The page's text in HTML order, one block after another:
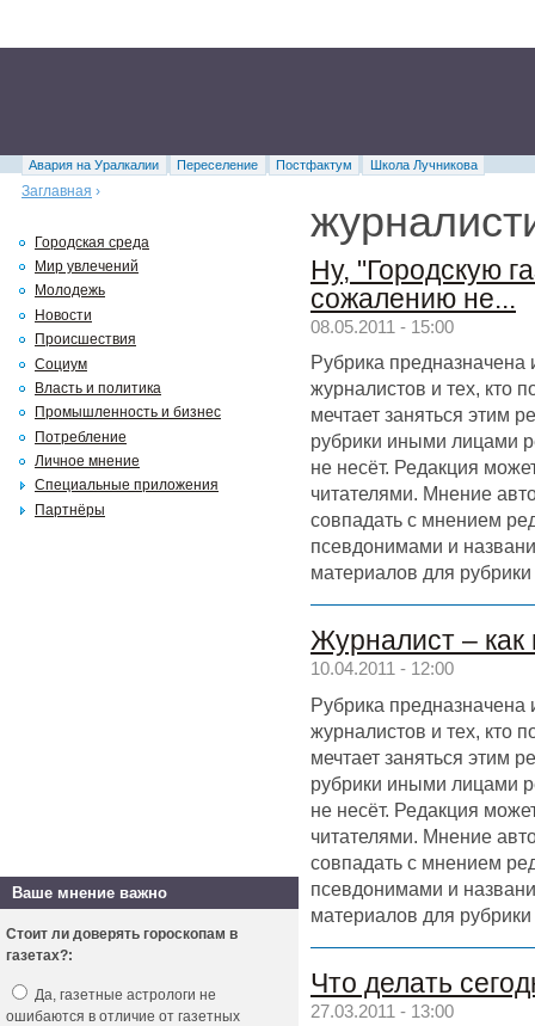
Авария на Уралкалии Переселение Постфактум
Школа Лучникова
Заглавная ›
Ну, "Городскую
сожалению не...
08.05.2011 - 15:00
Рубрика предназначена
журналистов и тех, кто
мечтает заняться этим
рубрики иными лицами
не несёт. Редакция
читателями. Мнение
совпадать с мнением
псевдонимами и
материалов для
Журналист –
10.04.2011 - 12:00
Рубрика предназначена
журналистов и тех, кто
мечтает заняться этим
рубрики иными лицами
не несёт. Редакция
читателями. Мнение
совпадать с мнением
псевдонимами и
материалов для
Что делать
27.03.2011 - 13:00
Городская среда
Мир увлечений
Молодежь
Новости
Происшествия
Социум
Власть и политика
Промышленность и бизнес
Потребление
Личное мнение
Специальные приложения
Партнёры
Ваше мнение важно
Стоит ли доверять гороскопам в
газетах?:
Да, газетные астрологи не
ошибаются в отличие от газетных